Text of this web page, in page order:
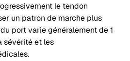
le tendon
un patron de marche plus
port varie généralement de 1
sévérité et les